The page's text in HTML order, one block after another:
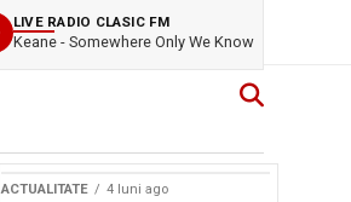
LIVE RADIO CLASIC FM
Keane - Somewhere Only We Know
ACTUALITATE 4 luni ago